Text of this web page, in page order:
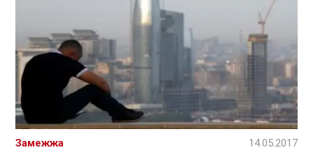
Замежжа 14.05.2017